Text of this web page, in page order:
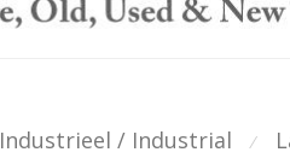
Industrieel / Industrial ⁄